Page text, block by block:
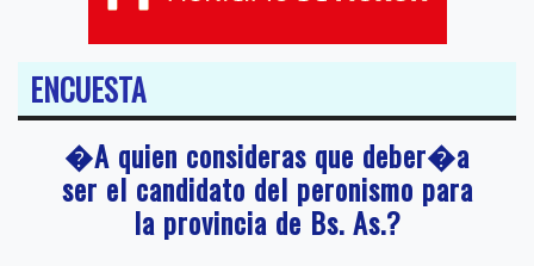
ENCUESTA
�A quien consideras que deber�a
ser el candidato del peronismo para
la provincia de Bs. As.?